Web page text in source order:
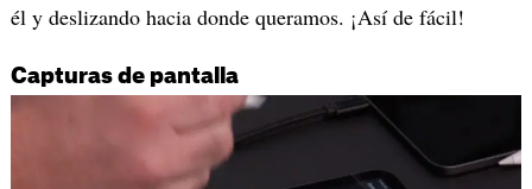
él y deslizando hacia donde queramos. ¡Así de fácil!
Capturas de pantalla